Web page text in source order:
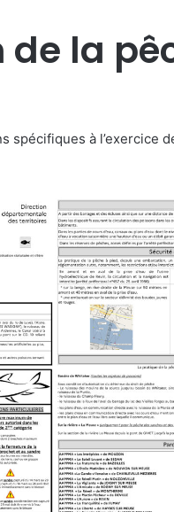
la
à l’exercice